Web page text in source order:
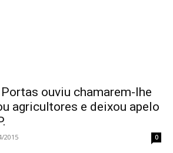
ouviu chamarem-lhe
agricultores e deixou apelo
2015 0